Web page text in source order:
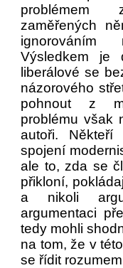
problémem
zaměřených
Výsledkem je
liberálové se
názorového
pohnout z
problému však
autoři.
spojení
ale to, zda se
přikloní,
a nikoli
argumentaci
tedy mohli
na tom, že v
se řídit